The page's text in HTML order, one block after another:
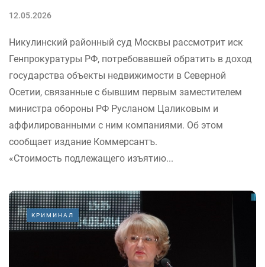
12.05.2026
Никулинский районный суд Москвы рассмотрит иск
Генпрокуратуры РФ, потребовавшей обратить в доход
государства объекты недвижимости в Северной
Осетии, связанные с бывшим первым заместителем
министра обороны РФ Русланом Цаликовым и
аффилированными с ним компаниями. Об этом
сообщает издание Коммерсантъ.
«Стоимость подлежащего изъятию...
КРИМИНАЛ